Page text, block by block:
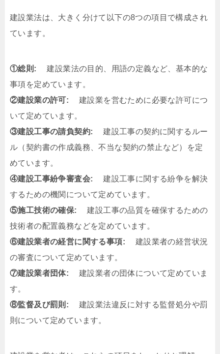
建設業法は、大きく分けて以下の8つの項目で構成され
ています。
①総則: 建設業法の目的、用語の定義など、基本的な
事項を定めています。
②建設業の許可: 建設業を営むために必要な許可につ
いて定めています。
③建設工事の請負契約: 建設工事の契約に関するルー
ル（契約書の作成義務、不当な契約の禁止など）を定
めています。
④建設工事紛争審査会: 建設工事に関する紛争を解決
するための機関について定めています。
⑤施工技術の確保: 建設工事の品質を確保するための
技術者の配置義務などを定めています。
⑥建設業者の経営に関する事項: 建設業者の経営状況
の審査について定めています。
⑦建設業者団体: 建設業者の団体について定めていま
す。
⑧監督及び罰則: 建設業法違反に対する監督処分や罰
則について定めています。